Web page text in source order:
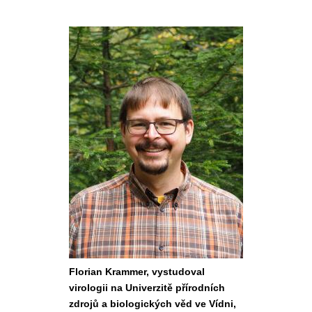
Florian Krammer, vystudoval
virologii na Univerzitě přírodních
zdrojů a biologických věd ve Vídni,